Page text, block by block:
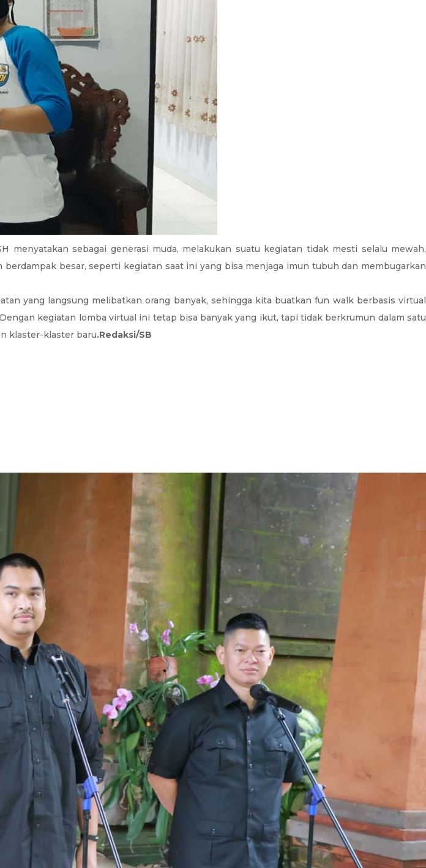
menyatakan sebagai generasi muda, melakukan suatu kegiatan tidak mesti selalu mewah,
besar, seperti kegiatan saat ini yang bisa menjaga imun tubuh dan membugarkan
yang langsung melibatkan orang banyak, sehingga kita buatkan fun walk berbasis virtual
kegiatan lomba virtual ini tetap bisa banyak yang ikut, tapi tidak berkrumun dalam satu
klaster-klaster baru.Redaksi/SB